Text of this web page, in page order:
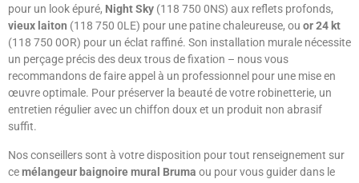
pour un look épuré, Night Sky (118 750 0NS) aux reflets profonds,
vieux laiton (118 750 0LE) pour une patine chaleureuse, ou or 24 kt
(118 750 0OR) pour un éclat raffiné. Son installation murale nécessite
un perçage précis des deux trous de fixation – nous vous
recommandons de faire appel à un professionnel pour une mise en
œuvre optimale. Pour préserver la beauté de votre robinetterie, un
entretien régulier avec un chiffon doux et un produit non abrasif
suffit.
Nos conseillers sont à votre disposition pour tout renseignement sur
cemélangeur baignoire mural Bruma ou pour vous guider dans le